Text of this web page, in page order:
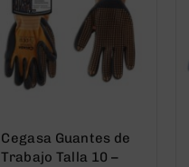
Cegasa Guantes de
Trabajo Talla 10 –